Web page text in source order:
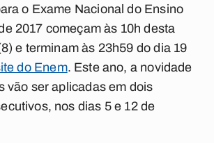
o Exame Nacional do Ensino
2017 começam às 10h desta
e terminam às 23h59 do dia 19
do Enem. Este ano, a novidade
vão ser aplicadas em dois
nos dias 5 e 12 de